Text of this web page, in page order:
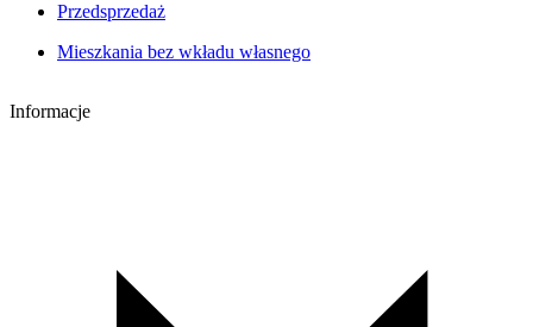
Przedsprzedaż
Mieszkania bez wkładu własnego
Informacje